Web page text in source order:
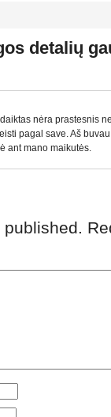
detalių
nėra prastesnis
pagal save. Aš
ant mano maikutės.